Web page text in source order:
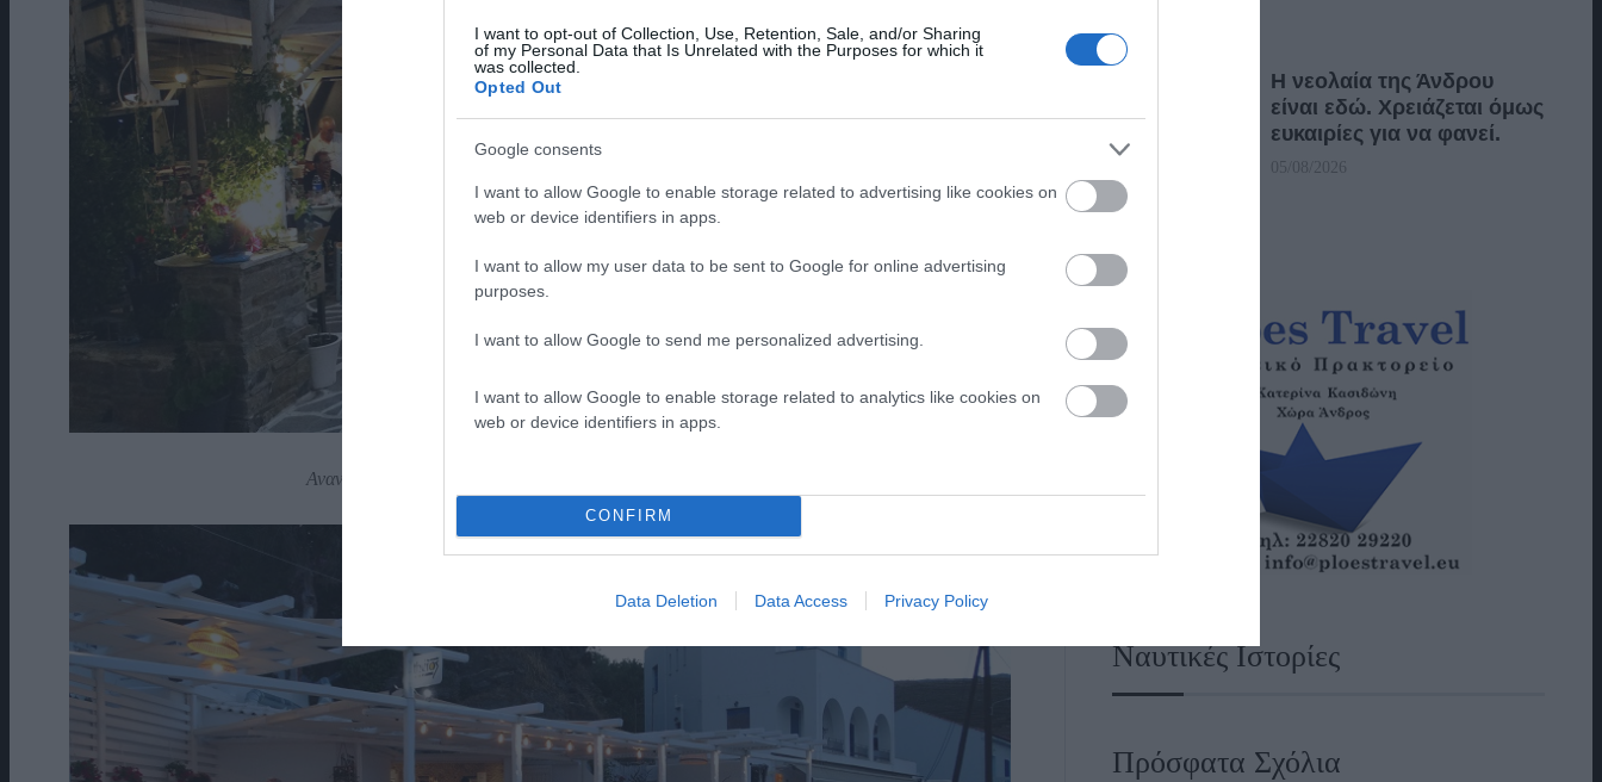
I want to opt-out of Collection, Use, Retention, Sale, and/or Sharing
of my Personal Data that Is Unrelated with the Purposes for which it
was collected.
Opted Out
Google consents
I want to allow Google to enable storage related to advertising like cookies on
web or device identifiers in apps.
I want to allow my user data to be sent to Google for online advertising
purposes.
I want to allow Google to send me personalized advertising.
I want to allow Google to enable storage related to analytics like cookies on
web or device identifiers in apps.
CONFIRM
Data Deletion Data Access Privacy Policy
Ανανεωμένος και ο Μαδούρης λίγο πιο πέρα (φωτ. Εν Άνδρω).
Η νεολαία της Άνδρου
είναι εδώ. Χρειάζεται όμως
ευκαιρίες για να φανεί.
05/08/2026
Ναυτικές Ιστορίες
Πρόσφατα Σχόλια